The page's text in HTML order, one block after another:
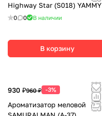
Highway Star (S018) YAMMY
0 0 В наличии
В корзину
930 ₽960 ₽ -3%
Ароматизатор меловой